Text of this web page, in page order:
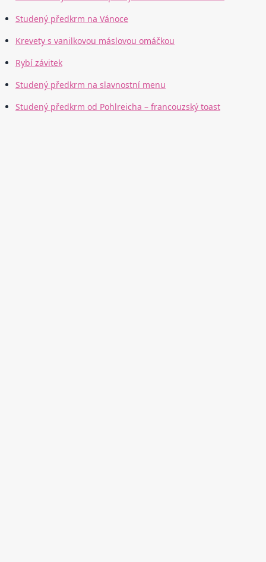
Studený předkrm na Vánoce
Krevety s vanilkovou máslovou omáčkou
Rybí závitek
Studený předkrm na slavnostní menu
Studený předkrm od Pohlreicha – francouzský toast